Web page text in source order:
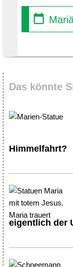
Das könnte
Himmelfahrt?
eigentlich der